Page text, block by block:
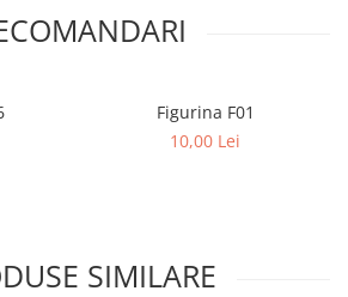
Figurina F01
10,00 Lei
SIMILARE